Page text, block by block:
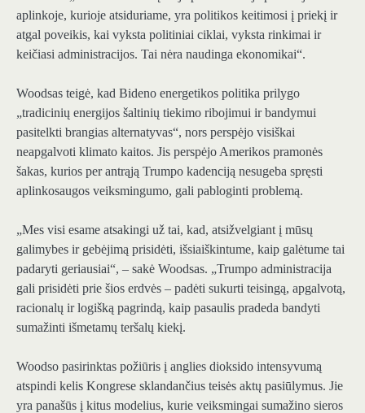
aplinkoje, kurioje atsiduriame, yra politikos keitimosi į priekį ir
atgal poveikis, kai vyksta politiniai ciklai, vyksta rinkimai ir
keičiasi administracijos. Tai nėra naudinga ekonomikai“.
Woodsas teigė, kad Bideno energetikos politika prilygo
„tradicinių energijos šaltinių tiekimo ribojimui ir bandymui
pasitelkti brangias alternatyvas“, nors perspėjo visiškai
neapgalvoti klimato kaitos. Jis perspėjo Amerikos pramonės
šakas, kurios per antrąją Trumpo kadenciją nesugeba spręsti
aplinkosaugos veiksmingumo, gali pabloginti problemą.
„Mes visi esame atsakingi už tai, kad, atsižvelgiant į mūsų
galimybes ir gebėjimą prisidėti, išsiaiškintume, kaip galėtume tai
padaryti geriausiai“, – sakė Woodsas. „Trumpo administracija
gali prisidėti prie šios erdvės – padėti sukurti teisingą, apgalvotą,
racionalų ir logišką pagrindą, kaip pasaulis pradeda bandyti
sumažinti išmetamų teršalų kiekį.
Woodso pasirinktas požiūris į anglies dioksido intensyvumą
atspindi kelis Kongrese sklandančius teisės aktų pasiūlymus. Jie
yra panašūs į kitus modelius, kurie veiksmingai sumažino sieros